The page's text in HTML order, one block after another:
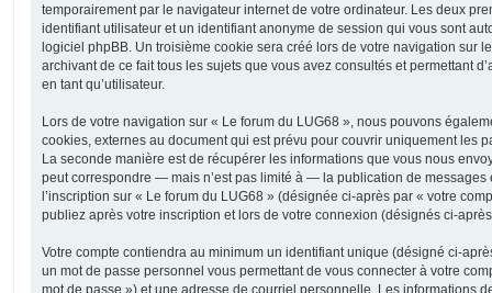
temporairement par le navigateur internet de votre ordinateur. Les deux
identifiant utilisateur et un identifiant anonyme de session qui vous sont
logiciel phpBB. Un troisième cookie sera créé lors de votre navigation sur
archivant de ce fait tous les sujets que vous avez consultés et permettant
en tant qu’utilisateur.
Lors de votre navigation sur « Le forum du LUG68 », nous pouvons
cookies, externes au document qui est prévu pour couvrir uniquement les
La seconde manière est de récupérer les informations que vous nous
peut correspondre — mais n’est pas limité à — la publication de messages
l’inscription sur « Le forum du LUG68 » (désignée ci-après par « votre
publiez après votre inscription et lors de votre connexion (désignés ci-
Votre compte contiendra au minimum un identifiant unique (désigné ci-
un mot de passe personnel vous permettant de vous connecter à votre
mot de passe ») et une adresse de courriel personnelle. Les informations